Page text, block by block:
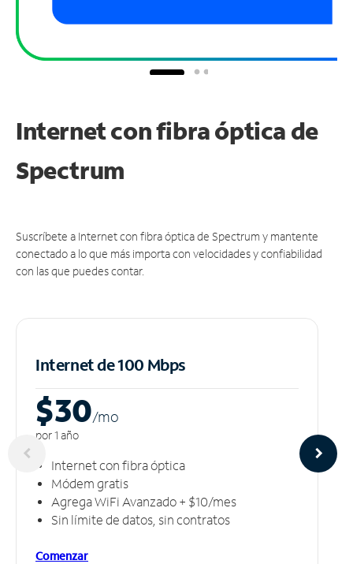
Internet con fibra óptica de
Spectrum
Suscríbete a Internet con fibra óptica de Spectrum y mantente
conectado a lo que más importa con velocidades y confiabilidad
con las que puedes contar.
Internet de 100 Mbps
$30/mo
por 1 año
Internet con fibra óptica
Módem gratis
Agrega WiFi Avanzado + $10/mes
Sin límite de datos, sin contratos
Comenzar